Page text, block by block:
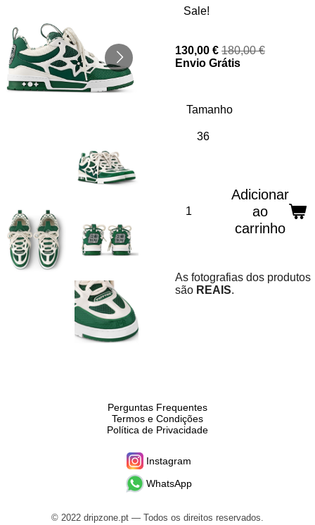
Sale!
130,00 € 180,00 €
Envio Grátis
Tamanho
Adicionar
ao
carrinho
As fotografias dos produtos
são REAIS.
Perguntas Frequentes
Termos e Condições
Política de Privacidade
Instagram
WhatsApp
© 2022 dripzone.pt — Todos os direitos reservados.